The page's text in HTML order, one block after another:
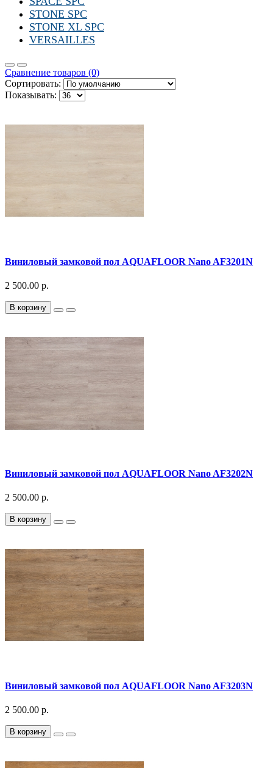
STONE SPC
STONE XL SPC
VERSAILLES
Сравнение товаров (0)
Сортировать:
Показывать:
Виниловый замковой пол AQUAFLOOR Nano AF3201N
2 500.00 р.
В корзину
Виниловый замковой пол AQUAFLOOR Nano AF3202N
2 500.00 р.
В корзину
Виниловый замковой пол AQUAFLOOR Nano AF3203N
2 500.00 р.
В корзину